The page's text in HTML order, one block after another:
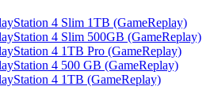
4 Slim 1TB (GameReplay)
4 Slim 500GB (GameReplay)
4 1TB Pro (GameReplay)
4 500 GB (GameReplay)
4 1TB (GameReplay)